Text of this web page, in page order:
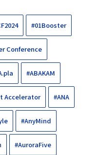
#01Booster
Conference
#ABAKAM
Accelerator #ANA
#AnyMind
#AuroraFive